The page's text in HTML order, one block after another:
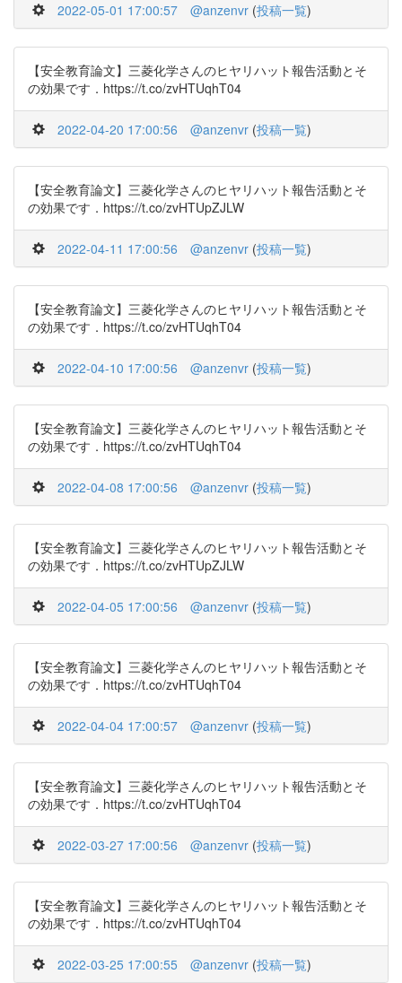
2022-05-01 17:00:57 @anzenvr (投稿一覧)
【安全教育論文】三菱化学さんのヒヤリハット報告活動とそ
の効果です．https://t.co/zvHTUqhT04
2022-04-20 17:00:56 @anzenvr (投稿一覧)
【安全教育論文】三菱化学さんのヒヤリハット報告活動とそ
の効果です．https://t.co/zvHTUpZJLW
2022-04-11 17:00:56 @anzenvr (投稿一覧)
【安全教育論文】三菱化学さんのヒヤリハット報告活動とそ
の効果です．https://t.co/zvHTUqhT04
2022-04-10 17:00:56 @anzenvr (投稿一覧)
【安全教育論文】三菱化学さんのヒヤリハット報告活動とそ
の効果です．https://t.co/zvHTUqhT04
2022-04-08 17:00:56 @anzenvr (投稿一覧)
【安全教育論文】三菱化学さんのヒヤリハット報告活動とそ
の効果です．https://t.co/zvHTUpZJLW
2022-04-05 17:00:56 @anzenvr (投稿一覧)
【安全教育論文】三菱化学さんのヒヤリハット報告活動とそ
の効果です．https://t.co/zvHTUqhT04
2022-04-04 17:00:57 @anzenvr (投稿一覧)
【安全教育論文】三菱化学さんのヒヤリハット報告活動とそ
の効果です．https://t.co/zvHTUqhT04
2022-03-27 17:00:56 @anzenvr (投稿一覧)
【安全教育論文】三菱化学さんのヒヤリハット報告活動とそ
の効果です．https://t.co/zvHTUqhT04
2022-03-25 17:00:55 @anzenvr (投稿一覧)